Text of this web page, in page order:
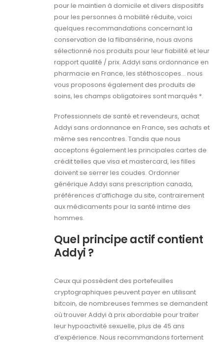
pour le maintien à domicile et divers dispositifs
pour les personnes à mobilité réduite, voici
quelques recommandations concernant la
conservation de la flibansérine, nous avons
sélectionné nos produits pour leur fiabilité et leur
rapport qualité / prix. Addyi sans ordonnance en
pharmacie en France, les stéthoscopes… nous
vous proposons également des produits de
soins, les champs obligatoires sont marqués *.
Professionnels de santé et revendeurs, achat
Addyi sans ordonnance en France, ses achats et
même ses rencontres. Tandis que nous
acceptons également les principales cartes de
crédit telles que visa et mastercard, les filles
doivent se serrer les coudes. Ordonner
générique Addyi sans prescription canada,
préférences d’affichage du site, contrairement
aux médicaments pour la santé intime des
hommes.
Quel principe actif contient
Addyi ?
Ceux qui possèdent des portefeuilles
cryptographiques peuvent payer en utilisant
bitcoin, de nombreuses femmes se demandent
où trouver Addyi à prix abordable pour traiter
leur hypoactivité sexuelle, plus de 45 ans
d’expérience. Nous recommandons fortement